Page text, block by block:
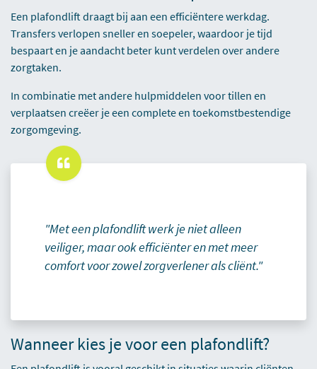
Een plafondlift draagt bij aan een efficiëntere werkdag.
Transfers verlopen sneller en soepeler, waardoor je tijd
bespaart en je aandacht beter kunt verdelen over andere
zorgtaken.
In combinatie met andere hulpmiddelen voortillen en
verplaatsen creëer je een complete en toekomstbestendige
zorgomgeving.
"Met een plafondlift werk je niet alleen
veiliger, maar ook efficiënter en met meer
comfort voor zowel zorgverlener als cliënt."
Wanneer kies je voor een plafondlift?